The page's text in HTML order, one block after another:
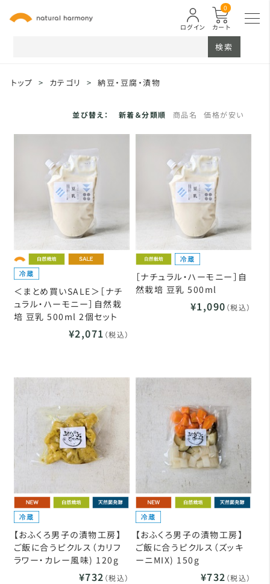
カート
0
ログイン
検索
トップ > カテゴリ > 納豆・豆腐・漬物
並び替え： 新着＆分類順 商品名 価格が安い
＜まとめ買いSALE＞［ナチ
ュラル・ハーモニー］自然栽
培 豆乳 500ml 2個セット
¥2,071 （税込）
［ナチュラル・ハーモニー］自
然栽培 豆乳 500ml
¥1,090 （税込）
【おふくろ男子の漬物工房】
ご飯に合うピクルス（カリフ
ラワー・カレー風味) 120g
¥732 （税込）
【おふくろ男子の漬物工房】
ご飯に合うピクルス（ズッキ
ーニMIX) 150g
¥732 （税込）